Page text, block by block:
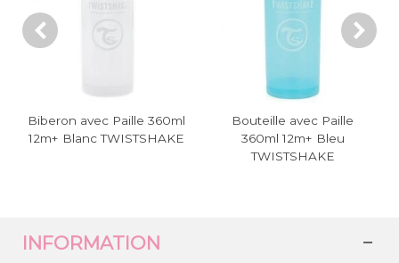
360ml
Bouteille avec Paille
360ml 12m+ Bleu
Set Couverts 12M
TWISTSHAKE
INFORMATION